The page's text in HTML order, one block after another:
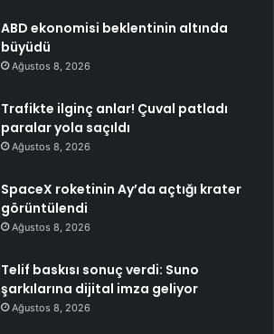
ABD ekonomisi beklentinin altında
büyüdü
Ağustos 8, 2026
Trafikte ilginç anlar! Çuval patladı
paralar yola saçıldı
Ağustos 8, 2026
SpaceX roketinin Ay’da açtığı krater
görüntülendi
Ağustos 8, 2026
Telif baskısı sonuç verdi: Suno
şarkılarına dijital imza geliyor
Ağustos 8, 2026